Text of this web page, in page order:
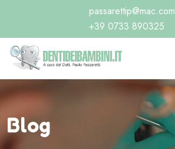
passarettip@mac.com
+39 0733 890325
Blog